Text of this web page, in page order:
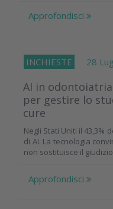
Approfondisci
INCHIESTE 28
AI in
per gestire lo
cure
Negli Stati Uniti il 43,3%
di AI. La tecnologia
non sostituisce il
Approfondisci